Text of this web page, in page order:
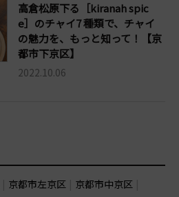
高倉松原下る［kiranah spic
e］のチャイ7 種類で、チャイ
の魅力を、もっと知って！【京
都市下京区】
2022.10.06
京都市左京区
京都市中京区